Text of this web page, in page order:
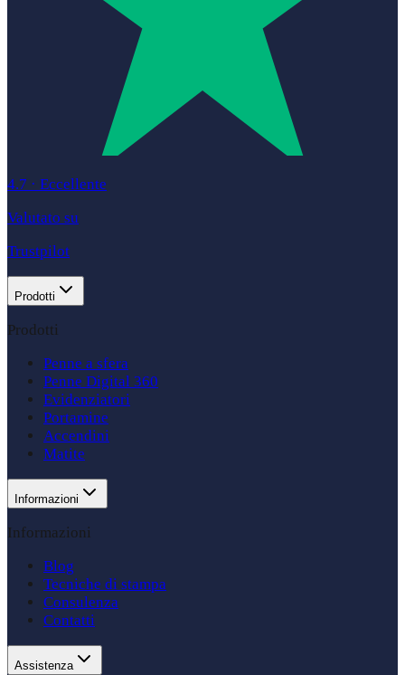
4.7 · Eccellente
Valutato su
Trustpilot
Prodotti
Prodotti
Penne a sfera
Penne Digital 360
Evidenziatori
Portamine
Accendini
Matite
Informazioni
Informazioni
Blog
Tecniche di stampa
Consulenza
Contatti
Assistenza